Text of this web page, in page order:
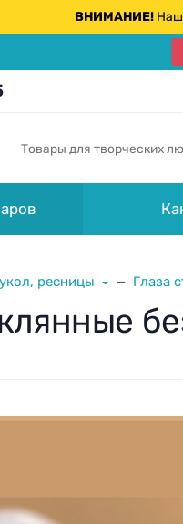
ВНИМАНИЕ!Наш
Товары для творческих
ресницы Глаза